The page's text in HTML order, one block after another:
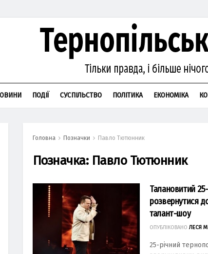
ПОДІЇ СУСПІЛЬСТВО ПОЛІТИКА ЕКОНОМІКА
Головна Позначки Павло Тютюнник
Позначка: Павло Тютюнник
Талановитий
розвернутися
талант-шоу
ОПУБЛІКОВАНО ЛЕСЯ
25-річний